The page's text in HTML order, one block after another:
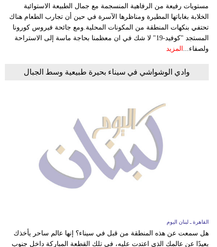
مستويات رفيعة من الرفاهية المنسجمة مع جمال الطبيعة الاستوائية
الخلابة بغاباتها المطيرة ومناظرها الآسرة في حين أن تجارب الطعام هناك
تحتفي بنكهات المنطقة من المكونات المحلية.ومع جائحة فيروس كورونا
المستجد "كوفيد-19" لا شك في ان معظمنا بحاجة ماسة إلى الاستراحة
ولصفاء... المزيد
وادي الوشواشي في سيناء بحيرة طبيعية وسط الجبال
القاهرة ـ لبنان اليوم
هل سمعت عن هذه المنطقة من قبل في سيناء؟ إنها عالم ساحر يأخذك
بعيدًا عن عالمك الذي اعتدت عليه، في تلك القطعة المباركة داخل جنوب